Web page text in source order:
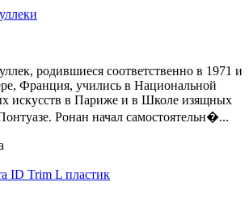
родившиеся соответственно в 1971 и
Франция, учились в Национальной
искусств в Париже и в Школе изящных
Ронан начал самостоятельн�...
ID Trim L пластик